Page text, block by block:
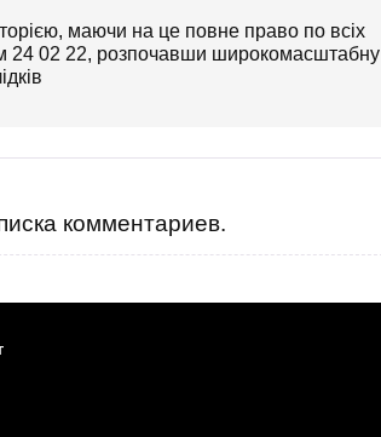
маючи на це повне право по всіх
24 02 22, розпочавши широкомасштабну
комментариев.